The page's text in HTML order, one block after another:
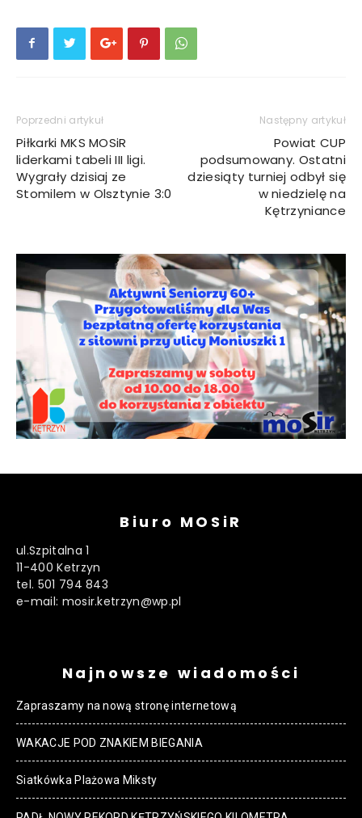
Poprzedni artykuł
Piłkarki MKS MOSiR
liderkami tabeli III ligi.
Wygrały dzisiaj ze
Stomilem w Olsztynie 3:0
Następny artykuł
Powiat CUP
podsumowany. Ostatni
dziesiąty turniej odbył się
w niedzielę na
Kętrzyniance
Biuro MOSiR
ul.Szpitalna 1
11-400 Ketrzyn
tel. 501 794 843
e-mail: mosir.ketrzyn@wp.pl
Najnowsze wiadomości
Zapraszamy na nową stronę internetową
WAKACJE POD ZNAKIEM BIEGANIA
Siatkówka Plażowa Miksty